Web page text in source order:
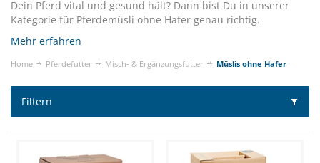
Dein Pferd vital und gesund hält? Dann bist Du in unserer
Kategorie für Pferdemüsli ohne Hafer genau richtig.
Mehr erfahren
Home Pferdefutter Misch- & Ergänzungsfutter Müslis ohne Hafer
Filtern